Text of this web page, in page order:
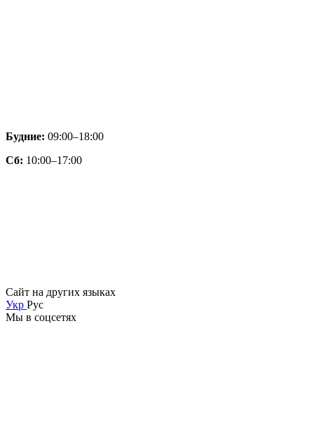
Будние: 09:00–18:00
Сб: 10:00–17:00
Сайт на других языках
Укр Рус
Мы в соцсетях